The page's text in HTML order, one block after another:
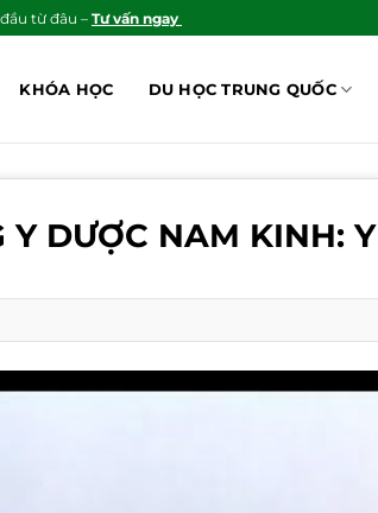
từ đâu – Tư vấn ngay
KHÓA HỌC DU HỌC TRUNG QUỐC
DƯỢC NAM KINH: